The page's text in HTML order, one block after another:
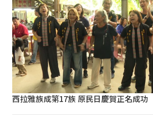
西拉雅族成第17族 原民日慶賀正名成功